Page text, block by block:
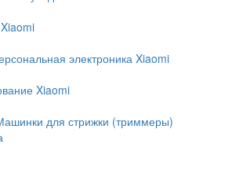
электроника Xiaomi
Xiaomi
для стрижки (триммеры)